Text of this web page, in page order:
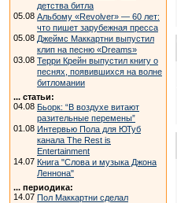
детства битла
05.08 Альбому «Revolver» — 60 лет:
что пишет зарубежная пресса
05.08 Джеймс Маккартни выпустил
клип на песню «Dreams»
03.08 Терри Крейн выпустил книгу о
песнях, появившихся на волне
битломании
... статьи:
04.08 Бьорк: “В воздухе витают
разительные перемены”
01.08 Интервью Пола для ЮТуб
канала The Rest is
Entertainment
14.07 Книга "Слова и музыка Джона
Леннона"
... периодика:
14.07 Пол Маккартни сделал